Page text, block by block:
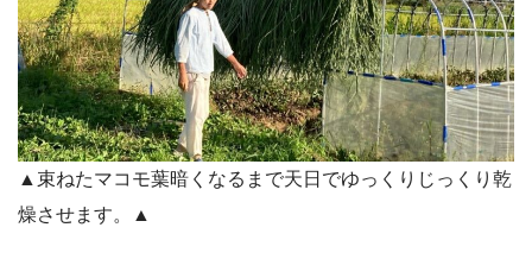
▲束ねたマコモ葉暗くなるまで天日でゆっくりじっくり乾
燥させます。▲